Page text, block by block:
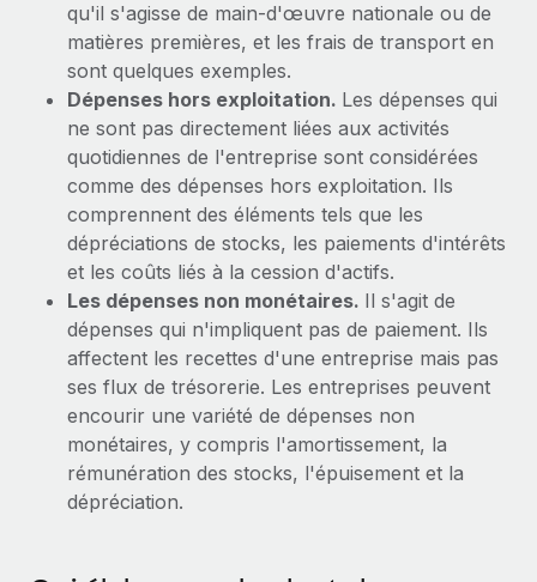
croissance mobile internationale, encourage les...
En savoir plus
qu'il s'agisse de main-d'œuvre nationale ou de
matières premières, et les frais de transport en
sont quelques exemples.
Dépenses hors exploitation. Les dépenses qui
ne sont pas directement liées aux activités
quotidiennes de l'entreprise sont considérées
comme des dépenses hors exploitation. Ils
comprennent des éléments tels que les
dépréciations de stocks, les paiements d'intérêts
et les coûts liés à la cession d'actifs.
Les dépenses non monétaires. Il s'agit de
dépenses qui n'impliquent pas de paiement. Ils
affectent les recettes d'une entreprise mais pas
ses flux de trésorerie. Les entreprises peuvent
encourir une variété de dépenses non
monétaires, y compris l'amortissement, la
rémunération des stocks, l'épuisement et la
dépréciation.